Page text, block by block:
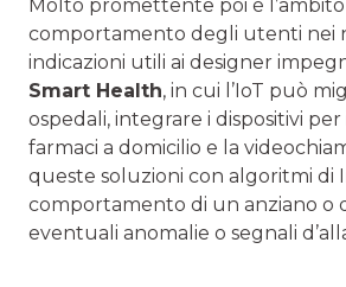
Molto promettente poi è l’ambito
comportamento degli utenti nei
indicazioni utili ai designer
Smart Health, in cui l’IoT può
ospedali, integrare i dispositivi
farmaci a domicilio e la
queste soluzioni con algoritmi di
comportamento di un anziano o
eventuali anomalie o segnali